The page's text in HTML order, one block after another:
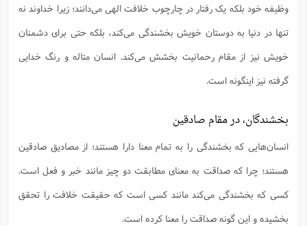
وظیفه خود بلکه یک رفتار در چارچوب خلافت الهی می‌دانند؛ زیرا خداوند نه
تنها در دنیا به دوستان خویش بخشندگی می‌کند، بلکه حتی برای دشمنان
خویش نیز از مقام رحمانیت بخشش می‌کند. انسان متاله و رنگ خدایی
گرفته نیز اینگونه است.
بخشندگان، در مقام صادقین
انسان‌هایی که بخشندگی را به تمام معنا دارا هستند؛ از مصادیق صادقین
هستند؛ چرا که صداقت به معنای مطابقت دو چیز مانند خبر و فعل است.
کسی که بخشندگی می‌کند مانند کسی است که حقیقت خلافت را تحقق
بخشیده و این گونه صداقت را معنا کرده است.